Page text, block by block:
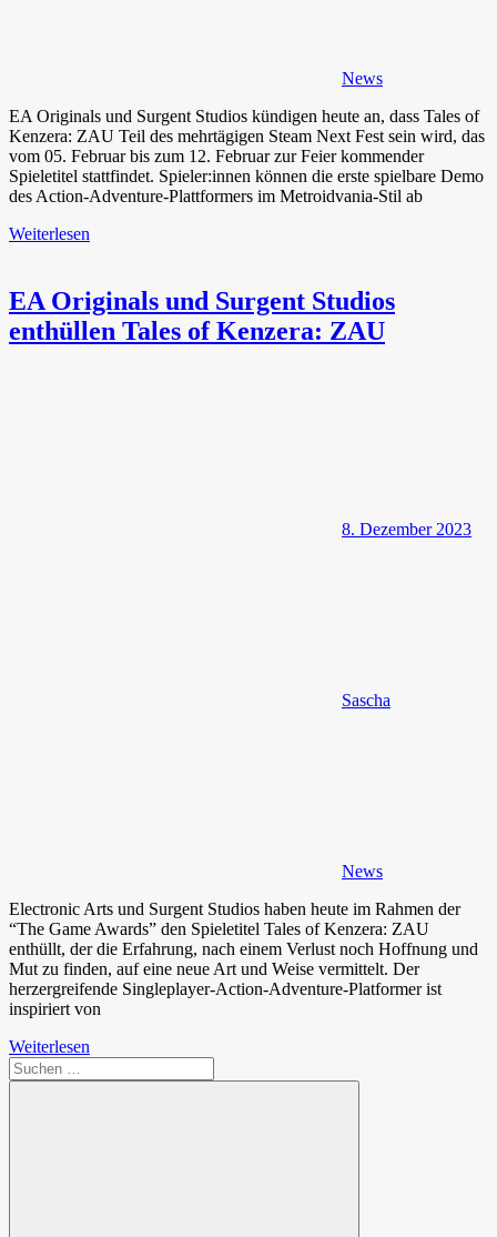
News
EA Originals und Surgent Studios kündigen heute an, dass Tales of
Kenzera: ZAU Teil des mehrtägigen Steam Next Fest sein wird, das
vom 05. Februar bis zum 12. Februar zur Feier kommender
Spieletitel stattfindet. Spieler:innen können die erste spielbare Demo
des Action-Adventure-Plattformers im Metroidvania-Stil ab
Weiterlesen
EA Originals und Surgent Studios
enthüllen Tales of Kenzera: ZAU
8. Dezember 2023
Sascha
News
Electronic Arts und Surgent Studios haben heute im Rahmen der
“The Game Awards” den Spieletitel Tales of Kenzera: ZAU
enthüllt, der die Erfahrung, nach einem Verlust noch Hoffnung und
Mut zu finden, auf eine neue Art und Weise vermittelt. Der
herzergreifende Singleplayer-Action-Adventure-Platformer ist
inspiriert von
Weiterlesen
Suchen
nach: